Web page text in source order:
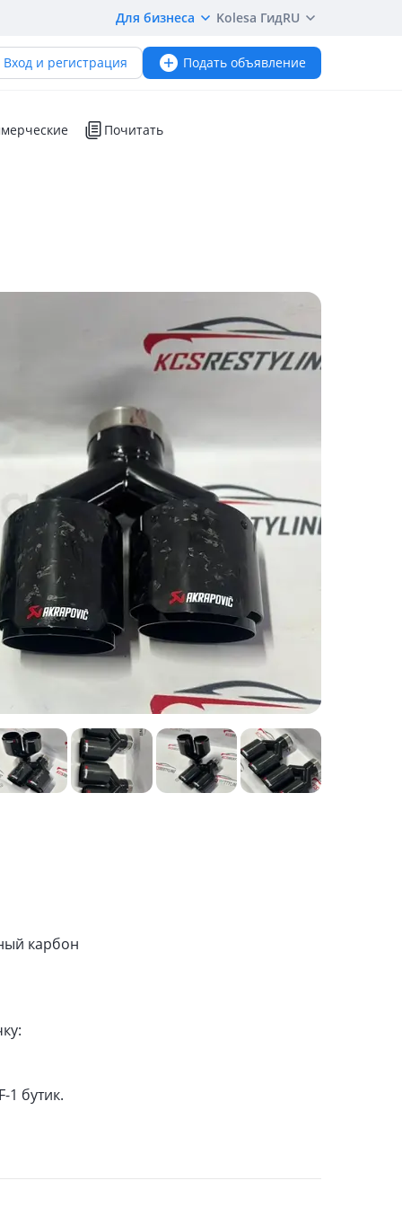
Для бизнеса Kolesa ГидRU
Вход и регистрация Подать объявление
Почитать
карбон
1 бутик.